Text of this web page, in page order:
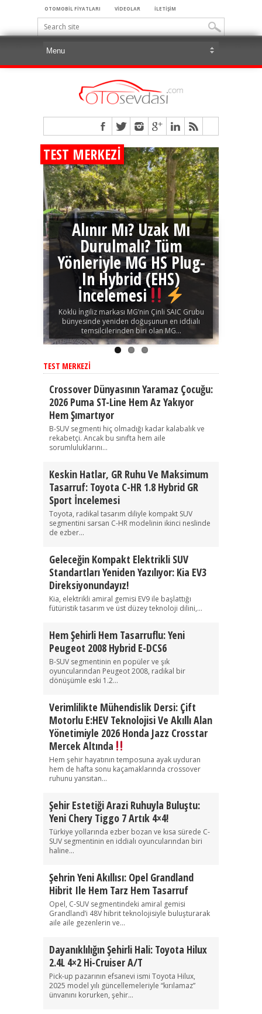
OTOMOBİL FİYATLARI VİDEOLAR İLETİŞİM
TEST MERKEZI
Alınır Mı? Uzak Mı
Durulmalı? Tüm
Yönleriyle MG HS Plug-
In Hybrid (EHS)
İncelemesi
Köklü İngiliz markası MG’nin Çinli SAIC Grubu
bünyesinde yeniden doğuşunun en iddialı
temsilcilerinden biri olan MG...
TEST MERKEZI
Crossover Dünyasının Yaramaz Çocuğu:
2026 Puma ST-Line Hem Az Yakıyor
Hem Şımartıyor
B-SUV segmenti hiç olmadığı kadar kalabalık ve
rekabetçi. Ancak bu sınıfta hem aile
sorumluluklarını...
Keskin Hatlar, GR Ruhu Ve Maksimum
Tasarruf: Toyota C-HR 1.8 Hybrid GR
Sport İncelemesi
Toyota, radikal tasarım diliyle kompakt SUV
segmentini sarsan C-HR modelinin ikinci neslinde
de ezber...
Geleceğin Kompakt Elektrikli SUV
Standartları Yeniden Yazılıyor: Kia EV3
Direksiyonundayız!
Kia, elektrikli amiral gemisi EV9 ile başlattığı
fütüristik tasarım ve üst düzey teknoloji dilini,...
Hem Şehirli Hem Tasarruflu: Yeni
Peugeot 2008 Hybrid E-DCS6
B-SUV segmentinin en popüler ve şık
oyuncularından Peugeot 2008, radikal bir
dönüşümle eski 1.2...
Verimlilikte Mühendislik Dersi: Çift
Motorlu E:HEV Teknolojisi Ve Akıllı Alan
Yönetimiyle 2026 Honda Jazz Crosstar
Mercek Altında
Hem şehir hayatının temposuna ayak uyduran
hem de hafta sonu kaçamaklarında crossover
ruhunu yansıtan...
Şehir Estetiği Arazi Ruhuyla Buluştu:
Yeni Chery Tiggo 7 Artık 4×4!
Türkiye yollarında ezber bozan ve kısa sürede C-
SUV segmentinin en iddialı oyuncularından biri
haline...
Şehrin Yeni Akıllısı: Opel Grandland
Hibrit Ile Hem Tarz Hem Tasarruf
Opel, C-SUV segmentindeki amiral gemisi
Grandland’i 48V hibrit teknolojisiyle buluşturarak
aile aile gezenlerin ve...
Dayanıklılığın Şehirli Hali: Toyota Hilux
2.4L 4×2 Hi-Cruiser A/T
Pick-up pazarının efsanevi ismi Toyota Hilux,
2025 model yılı güncellemeleriyle “kırılamaz”
ünvanını korurken, şehir...